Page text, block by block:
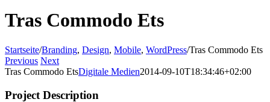
Tras Commodo Ets
Startseite/Branding, Design, Mobile, WordPress/Tras Commodo Ets
Previous Next
Tras Commodo EtsDigitale Medien2014-09-10T18:34:46+02:00
Project Description